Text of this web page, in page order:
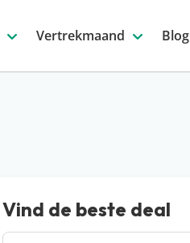
Vertrekmaand Blog
Vind de beste deal